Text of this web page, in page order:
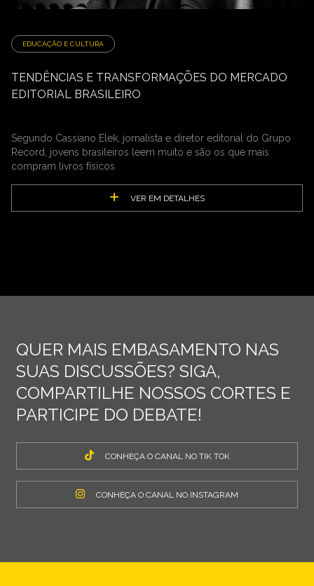
EDUCAÇÃO E CULTURA
TENDÊNCIAS E TRANSFORMAÇÕES DO MERCADO
EDITORIAL BRASILEIRO
Segundo Cassiano Elek, jornalista e diretor editorial do Grupo
Record, jovens brasileiros leem muito e são os que mais
compram livros físicos
VER EM DETALHES
QUER MAIS EMBASAMENTO NAS
SUAS DISCUSSÕES? SIGA,
COMPARTILHE NOSSOS CORTES E
PARTICIPE DO DEBATE!
CONHEÇA O CANAL NO TIK TOK
CONHEÇA O CANAL NO INSTAGRAM